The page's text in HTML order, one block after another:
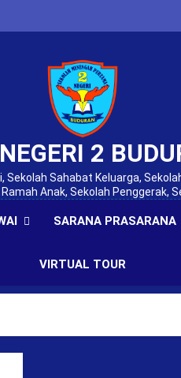
2
Sekolah Sahabat Keluarga,
Anak, Sekolah Penggerak,
SARANA PRASARANA
VIRTUAL TOUR